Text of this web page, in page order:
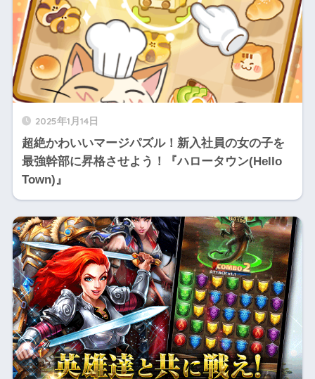
2025年1月14日
超絶かわいいマージパズル！新入社員の女の子を
最強幹部に昇格させよう！『ハロータウン(Hello
Town)』